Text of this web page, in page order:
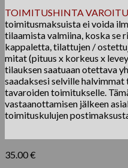
TOIMITUSHINTA
toimitusmaksuista ei voida
tilaamista valmiina, koska se
kappaletta, tilattujen /
mitat (pituus x korkeus x
tilauksen saatuaan otettava
saadaksesi selville
tavaroiden toimitukselle.
vastaanottamisen jälkeen
toimituskulujen
35.00€